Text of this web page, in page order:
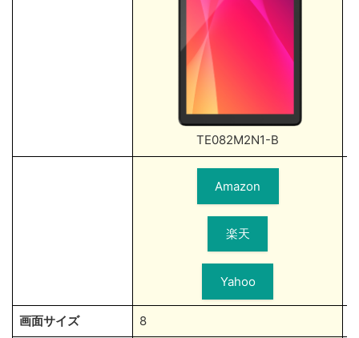
TE082M2N1-B
Amazon
楽天
Yahoo
画面サイズ 8